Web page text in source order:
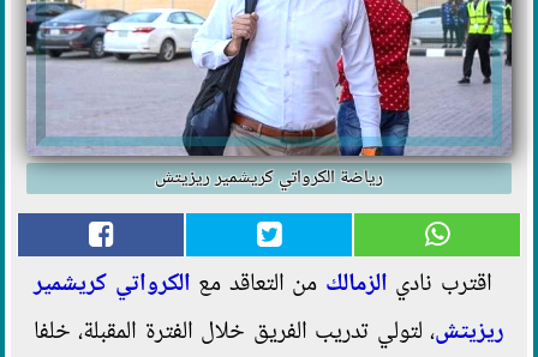
رياضة الكرواتي كريشمير ريزيتش
اقترب نادي الزمالك من التعاقد مع الكرواتي كريشمير
ريزيتش، لتولي تدريب الفريق خلال الفترة المقبلة، خلفا